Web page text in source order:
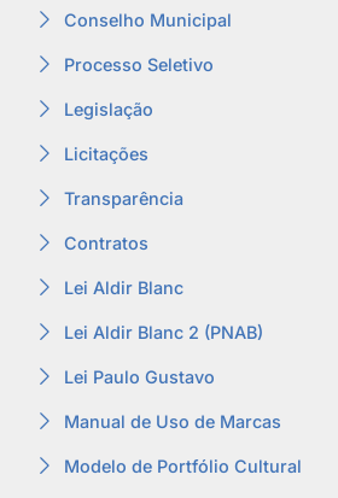
Conselho Municipal
Processo Seletivo
Legislação
Licitações
Transparência
Contratos
Lei Aldir Blanc
Lei Aldir Blanc 2 (PNAB)
Lei Paulo Gustavo
Manual de Uso de Marcas
Modelo de Portfólio Cultural